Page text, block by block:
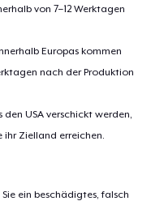
von 7–12 Werktagen
Europas kommen
nach der Produktion
USA verschickt werden,
ihr Zielland erreichen.
ein beschädigtes, falsch